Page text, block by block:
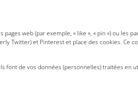
web (par exemple, « like », « pin ») ou les
Twitter) et Pinterest et place des cookies.
font de vos données (personnelles) traitées en